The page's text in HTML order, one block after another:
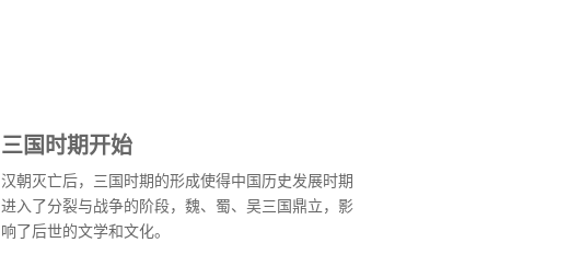
三国时期开始
汉朝灭亡后，三国时期的形成使得中国历史发展时期
进入了分裂与战争的阶段，魏、蜀、吴三国鼎立，影
响了后世的文学和文化。